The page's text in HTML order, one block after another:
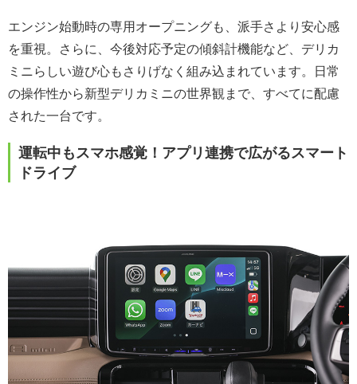
エンジン始動時の専用オープニングも、派手さより安心感
を重視。さらに、今後対応予定の傾斜計機能など、デリカ
ミニらしい遊び心もさりげなく組み込まれています。日常
の操作性から新型デリカミニの世界観まで、すべてに配慮
された一台です。
運転中もスマホ感覚！アプリ連携で広がるスマート
ドライブ